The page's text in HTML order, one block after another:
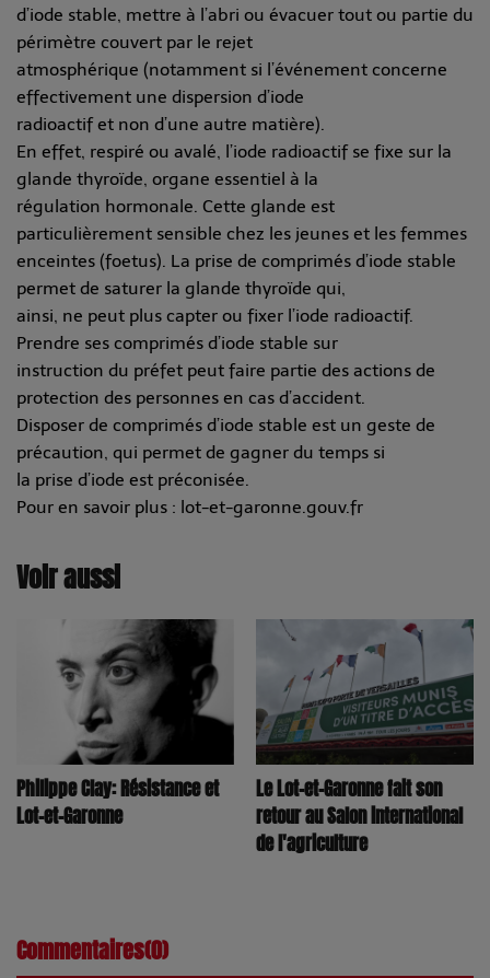
d’iode stable, mettre à l’abri ou évacuer tout ou partie du
périmètre couvert par le rejet
atmosphérique (notamment si l’événement concerne
effectivement une dispersion d’iode
radioactif et non d’une autre matière).
En effet, respiré ou avalé, l’iode radioactif se fixe sur la
glande thyroïde, organe essentiel à la
régulation hormonale. Cette glande est
particulièrement sensible chez les jeunes et les femmes
enceintes (foetus). La prise de comprimés d’iode stable
permet de saturer la glande thyroïde qui,
ainsi, ne peut plus capter ou fixer l’iode radioactif.
Prendre ses comprimés d’iode stable sur
instruction du préfet peut faire partie des actions de
protection des personnes en cas d’accident.
Disposer de comprimés d’iode stable est un geste de
précaution, qui permet de gagner du temps si
la prise d’iode est préconisée.
Pour en savoir plus : lot-et-garonne.gouv.fr
Voir aussi
Philippe Clay: Résistance et
Lot-et-Garonne
Le Lot-et-Garonne fait son
retour au Salon international
de l'agriculture
Commentaires(0)